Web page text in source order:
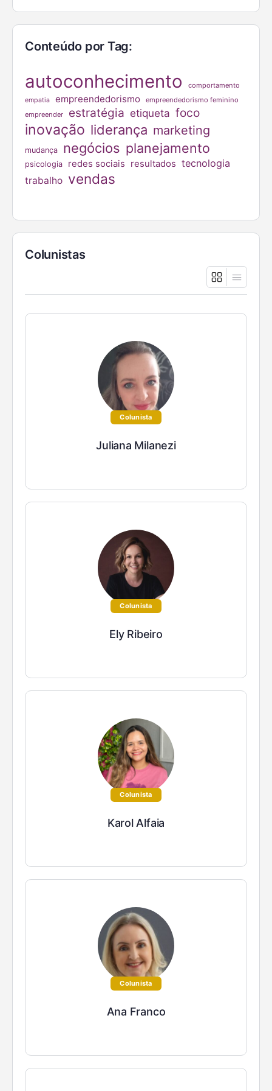
Conteúdo por Tag:
autoconhecimento comportamento
empatia empreendedorismo
empreendedorismo feminino
empreender
estratégia etiqueta foco
inovação liderança marketing
mudança negócios planejamento
psicologia redes sociais resultados tecnologia
trabalho vendas
Colunistas
Colunista
Juliana Milanezi
Colunista
Ely Ribeiro
Colunista
Karol Alfaia
Colunista
Ana Franco